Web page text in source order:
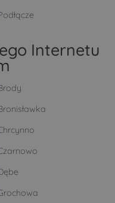
Internetu